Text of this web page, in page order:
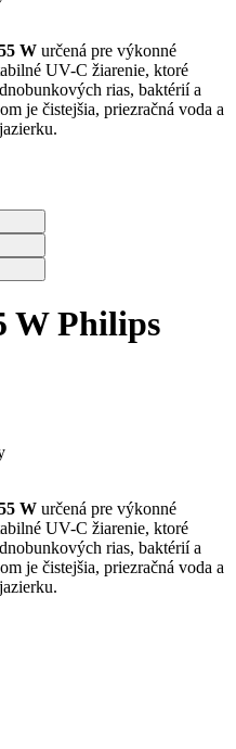
W určená pre výkonné
UV-C žiarenie, ktoré
rias, baktérií a
je čistejšia, priezračná voda a
W Philips
W určená pre výkonné
UV-C žiarenie, ktoré
rias, baktérií a
je čistejšia, priezračná voda a